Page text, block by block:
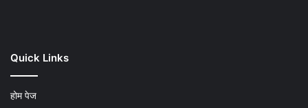
Quick Links
होम पेज